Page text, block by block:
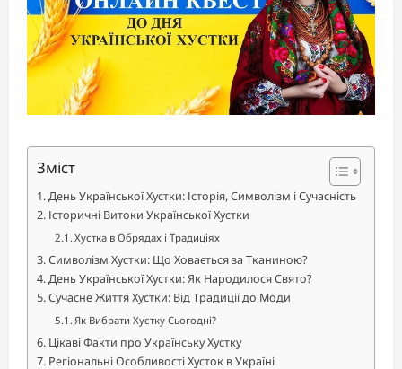
Зміст
День Української Хустки: Історія, Символізм і Сучасність
Історичні Витоки Української Хустки
Хустка в Обрядах і Традиціях
Символізм Хустки: Що Ховається за Тканиною?
День Української Хустки: Як Народилося Свято?
Сучасне Життя Хустки: Від Традиції до Моди
Як Вибрати Хустку Сьогодні?
Цікаві Факти про Українську Хустку
Регіональні Особливості Хусток в Україні